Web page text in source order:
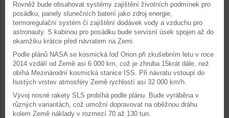
Rovněž bude obsahovat systémy zajištění životních podmínek pro
posádku, panely slunečních baterií jako zdroj energie,
termoregulační systém či zajištění dodávek vody a vzduchu pro
astronauty. S kabinou pro posádku bude servisní úsek spojen až do
okamžiku krátce před návratem na Zemi.
Podle plánů NASA se kosmická loď Orion při zkušebním letu v roce
2014 vzdálí od Země asi 6 000 km, což je zhruba 15krát dále, než
obíhá Mezinárodní kosmická stanice ISS. Při návratu vstoupí do
hustých vrstev atmosféry Země rychlostí asi 32 000 km/h.
Vývoj nosné rakety SLS probíhá podle plánu. Bude vyráběna v
různých variantách, což umožní dopravovat na oběžnou dráhu
kolem Země náklady v rozmezí 70 až 130 tun.